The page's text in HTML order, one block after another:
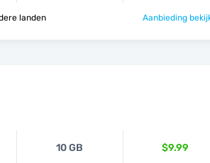
andere landen Aanbieding
10 GB $9.99